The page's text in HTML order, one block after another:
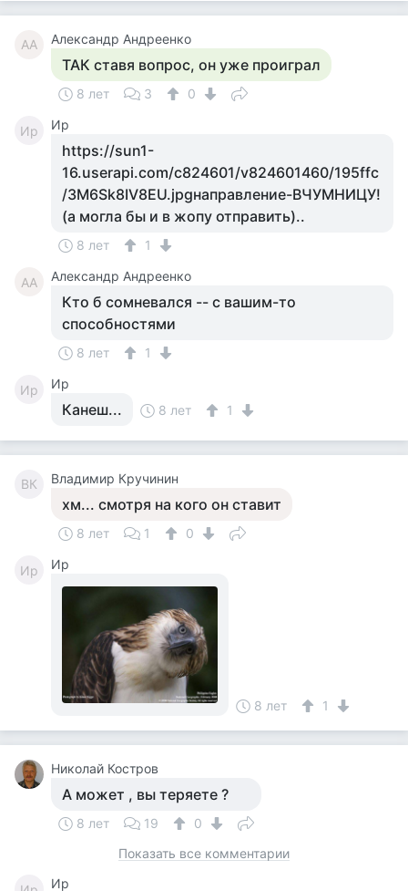
АА Александр Андреенко
ТАК ставя вопрос, он уже проиграл
8 лет 3 0
Ир Ир
https://sun1-
16.userapi.com/c824601/v824601460/195ffc
/3M6Sk8IV8EU.jpgнаправление-ВЧУМНИЦУ!
(а могла бы и в жопу отправить)..
8 лет 1
АА Александр Андреенко
Кто б сомневался -- с вашим-то
способностями
8 лет 1
Ир Ир
Канеш... 8 лет 1
ВК Владимир Кручинин
хм... смотря на кого он ставит
8 лет 1 0
Ир Ир
8 лет 1
Николай Костров
А может , вы теряете ?
8 лет 19
0
Показать все комментарии
Ир